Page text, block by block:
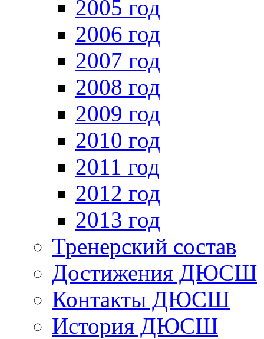
2005 год
2006 год
2007 год
2008 год
2009 год
2010 год
2011 год
2012 год
2013 год
Тренерский состав
Достижения ДЮСШ
Контакты ДЮСШ
История ДЮСШ